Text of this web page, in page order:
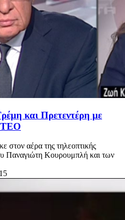
και Πρετεντέρη με
στον αέρα της τηλεοπτικής
Παναγιώτη Κουρουμπλή και των